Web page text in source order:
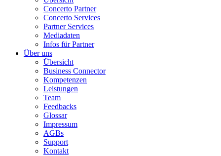
Concerto Partner
Concerto Services
Partner Services
Mediadaten
Infos für Partner
Über uns
Übersicht
Business Connector
Kompetenzen
Leistungen
Team
Feedbacks
Glossar
Impressum
AGBs
Support
Kontakt